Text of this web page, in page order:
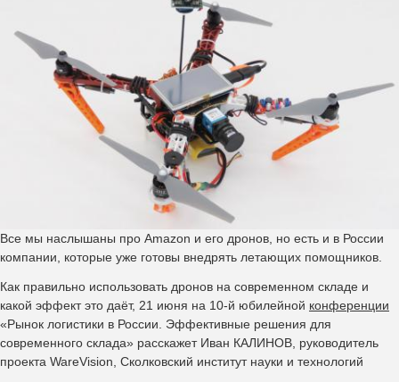
Все мы наслышаны про Amazon и его дронов, но есть и в России
компании, которые уже готовы внедрять летающих помощников.
Как правильно использовать дронов на современном складе и
какой эффект это даёт, 21 июня на 10-й юбилейной конференции
«Рынок логистики в России. Эффективные решения для
современного склада» расскажет Иван КАЛИНОВ, руководитель
проекта WareVision, Сколковский институт науки и технологий